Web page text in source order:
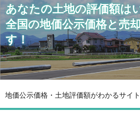
あなたの土地の評価額は
全国の地価公示価格と売
す！
地価公示価格・土地評価額がわかるサイト